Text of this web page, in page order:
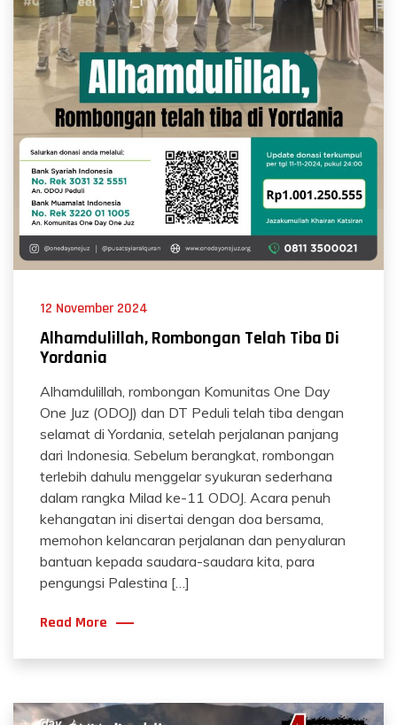
12 November 2024
Alhamdulillah, Rombongan Telah Tiba Di
Yordania
Alhamdulillah, rombongan Komunitas One Day
One Juz (ODOJ) dan DT Peduli telah tiba dengan
selamat di Yordania, setelah perjalanan panjang
dari Indonesia. Sebelum berangkat, rombongan
terlebih dahulu menggelar syukuran sederhana
dalam rangka Milad ke-11 ODOJ. Acara penuh
kehangatan ini disertai dengan doa bersama,
memohon kelancaran perjalanan dan penyaluran
bantuan kepada saudara-saudara kita, para
pengungsi Palestina […]
Read More